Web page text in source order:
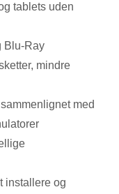
tablets uden
Blu-Ray
mindre
med
installere og